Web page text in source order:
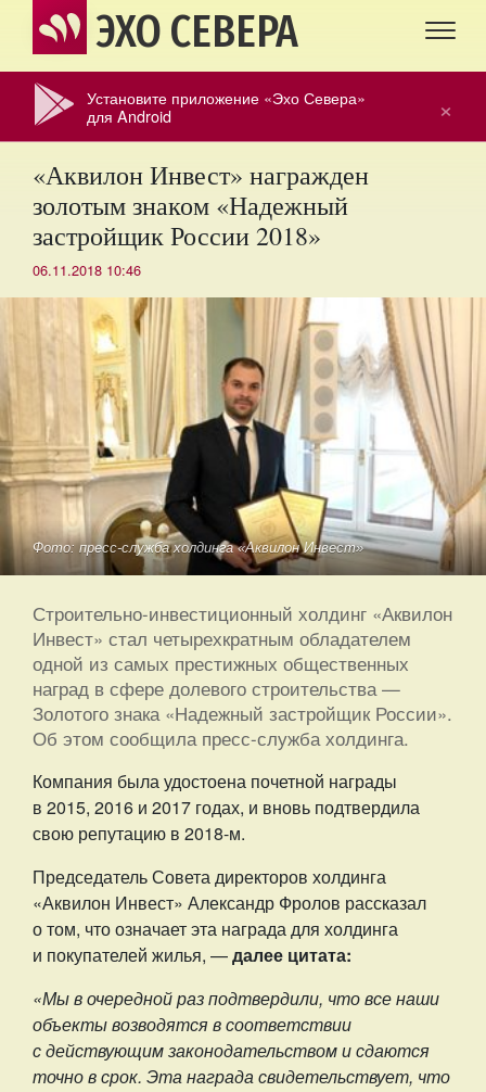
ЭХО СЕВЕРА
×
Установите приложение «Эхо Севера»
для Android
«Аквилон Инвест» награжден
золотым знаком «Надежный
застройщик России 2018»
06.11.2018 10:46
Фото: пресс-служба холдинга «Аквилон Инвест»
Строительно-инвестиционный холдинг «Аквилон
Инвест» стал четырехкратным обладателем
одной из самых престижных общественных
наград в сфере долевого строительства —
Золотого знака «Надежный застройщик России».
Об этом сообщила пресс-служба холдинга.
Компания была удостоена почетной награды
в 2015, 2016 и 2017 годах, и вновь подтвердила
свою репутацию в 2018-м.
Председатель Совета ди⁠ректоров холдинга
«Аквилон Инвест» Александр Фролов рассказал
о том, что означает эта награда для холдинга
и покупателей жилья, —далее цитата:
«Мы в очередной раз подтвердили, что все наши
объекты возводятся в соответствии
с действующим законодательством и сдаются
точно в срок. Эта награда свидетельствует, что